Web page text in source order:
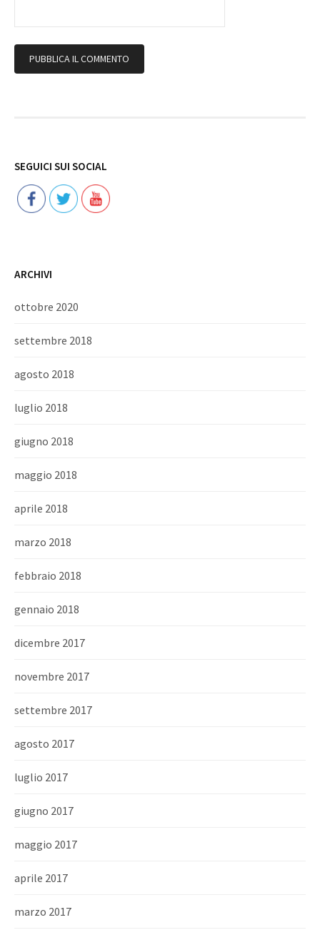
SEGUICI SUI SOCIAL
ARCHIVI
ottobre 2020
settembre 2018
agosto 2018
luglio 2018
giugno 2018
maggio 2018
aprile 2018
marzo 2018
febbraio 2018
gennaio 2018
dicembre 2017
novembre 2017
settembre 2017
agosto 2017
luglio 2017
giugno 2017
maggio 2017
aprile 2017
marzo 2017